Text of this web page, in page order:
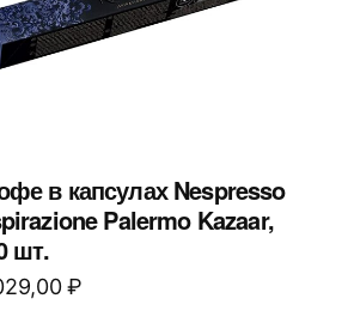
в капсулах Nespresso
Palermo Kazaar,
шт.
₽